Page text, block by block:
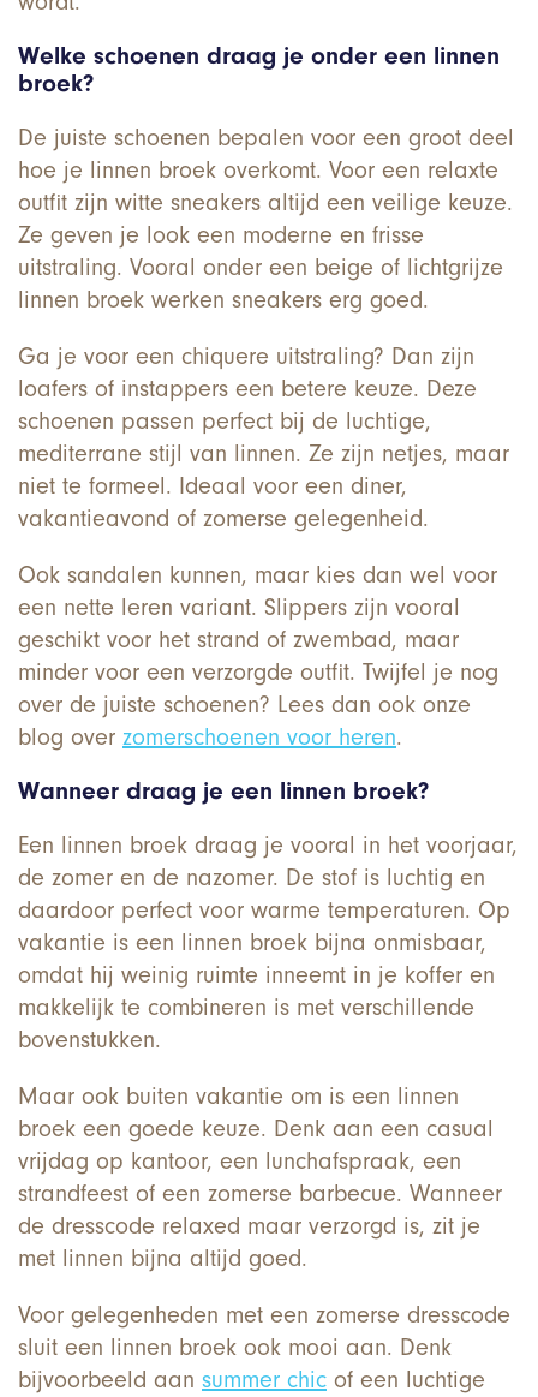
Welke schoenen draag je onder een linnen
broek?
De juiste schoenen bepalen voor een groot deel
hoe je linnen broek overkomt. Voor een relaxte
outfit zijn witte sneakers altijd een veilige keuze.
Ze geven je look een moderne en frisse
uitstraling. Vooral onder een beige of lichtgrijze
linnen broek werken sneakers erg goed.
Ga je voor een chiquere uitstraling? Dan zijn
loafers of instappers een betere keuze. Deze
schoenen passen perfect bij de luchtige,
mediterrane stijl van linnen. Ze zijn netjes, maar
niet te formeel. Ideaal voor een diner,
vakantieavond of zomerse gelegenheid.
Ook sandalen kunnen, maar kies dan wel voor
een nette leren variant. Slippers zijn vooral
geschikt voor het strand of zwembad, maar
minder voor een verzorgde outfit. Twijfel je nog
over de juiste schoenen? Lees dan ook onze
blog over zomerschoenen voor heren.
Wanneer draag je een linnen broek?
Een linnen broek draag je vooral in het voorjaar,
de zomer en de nazomer. De stof is luchtig en
daardoor perfect voor warme temperaturen. Op
vakantie is een linnen broek bijna onmisbaar,
omdat hij weinig ruimte inneemt in je koffer en
makkelijk te combineren is met verschillende
bovenstukken.
Maar ook buiten vakantie om is een linnen
broek een goede keuze. Denk aan een casual
vrijdag op kantoor, een lunchafspraak, een
strandfeest of een zomerse barbecue. Wanneer
de dresscode relaxed maar verzorgd is, zit je
met linnen bijna altijd goed.
Voor gelegenheden met een zomerse dresscode
sluit een linnen broek ook mooi aan. Denk
bijvoorbeeld aan summer chic of een luchtige